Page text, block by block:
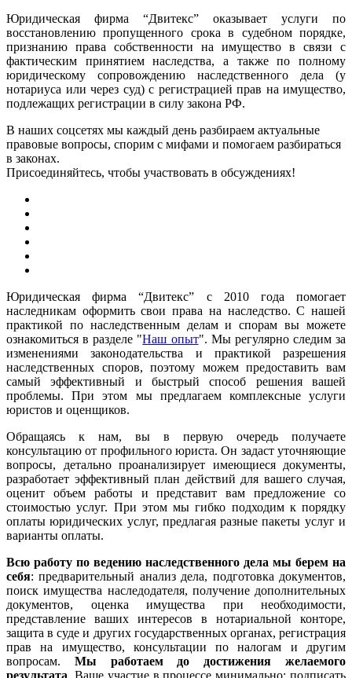
Юридическая фирма “Двитекс” оказывает услуги по
восстановлению пропущенного срока в судебном порядке,
признанию права собственности на имущество в связи с
фактическим принятием наследства, а также по полному
юридическому сопровождению наследственного дела (у
нотариуса или через суд) с регистрацией прав на имущество,
подлежащих регистрации в силу закона РФ.
В наших соцсетях мы каждый день разбираем актуальные
правовые вопросы, спорим с мифами и помогаем разбираться
в законах.
Присоединяйтесь, чтобы участвовать в обсуждениях!
Юридическая фирма “Двитекс” с 2010 года помогает
наследникам оформить свои права на наследство. С нашей
практикой по наследственным делам и спорам вы можете
ознакомиться в разделе "Наш опыт". Мы регулярно следим за
изменениями законодательства и практикой разрешения
наследственных споров, поэтому можем предоставить вам
самый эффективный и быстрый способ решения вашей
проблемы. При этом мы предлагаем комплексные услуги
юристов и оценщиков.
Обращаясь к нам, вы в первую очередь получаете
консультацию от профильного юриста. Он задаст уточняющие
вопросы, детально проанализирует имеющиеся документы,
разработает эффективный план действий для вашего случая,
оценит объем работы и представит вам предложение со
стоимостью услуг. При этом мы гибко подходим к порядку
оплаты юридических услуг, предлагая разные пакеты услуг и
варианты оплаты.
Всю работу по ведению наследственного дела мы берем на
себя: предварительный анализ дела, подготовка документов,
поиск имущества наследодателя, получение дополнительных
документов, оценка имущества при необходимости,
представление ваших интересов в нотариальной конторе,
защита в суде и других государственных органах, регистрация
прав на имущество, консультации по налогам и другим
вопросам. Мы работаем
до достижения желаемого